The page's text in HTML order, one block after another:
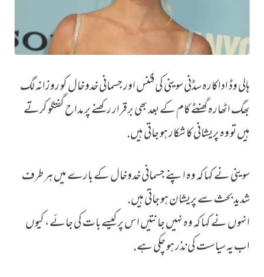
اداکارہ سڈنی سوینی نے فٹنس کیسے برقرار رکھی، مداحوں کی کس بات سے پریشان
ہالی وڈ اداکارہ سڈنی سوینی کی فٹنس اور جسمانی خدوخال کو روزانہ لگ
بھگ اٹھارہ گھنٹے کام کے بعد بھی برقرار رکھنے پر مداح گفتگو کرتے
ہیں تو وہ پریشانی کا شکار ہو جاتی ہیں.
سوینی نے کہا کہ وہ اپنے جسمانی خدوخال کے بارے میں ہر طرف
شدید بحث سے پریشان ہو جاتی ہیں.
انہوں نے کہا کہ وہ نہیں جانتیں اس پر کیسے بات کی جائے، کیوں
اب یہ سیاست کی نذر ہو چکی ہے.